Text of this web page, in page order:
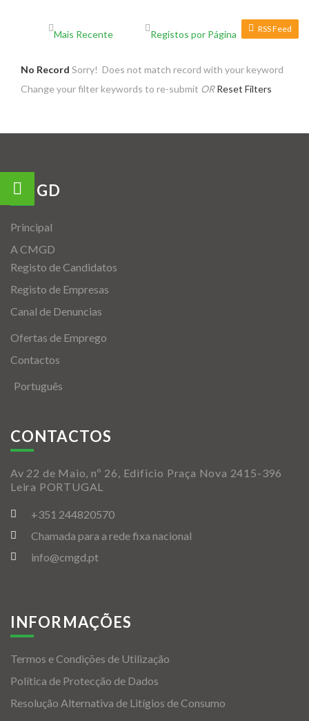
RSS Feed
No Record Sorry! Does not match record with your keyword
Change your filter keywords to re-submit OR Reset Filters
CMGD
Principal
A CMGD
Registo de Candidatos
Registo de Empresas
Canal de Denuncias
Ofertas de Emprego
Contactos
Português
CONTACTOS
Av 22 de Maio, nº 26, Edificio Praça Nova 2415-396
Leira PORTUGAL
+351 244820570
Chamada para a rede fixa nacional
info@cmgd.pt
INFORMAÇÕES
Termos e Condições de Utilização
Política de Protecção de Dados
Resolução Alternativa de Litígios de Consumo